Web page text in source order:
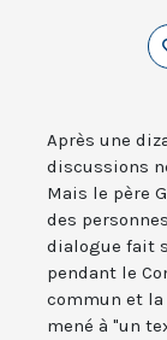
Après une
discussions
Mais le père
des
dialogue fait
pendant le
commun et
mené à "un